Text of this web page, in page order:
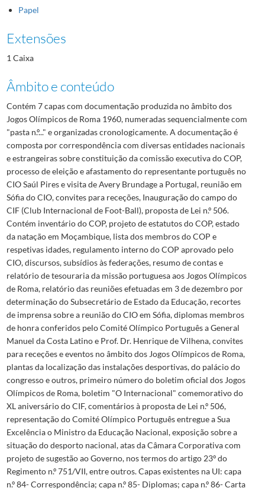
Papel
Extensões
1 Caixa
Âmbito e conteúdo
Contém 7 capas com documentação produzida no âmbito dos
Jogos Olímpicos de Roma 1960, numeradas sequencialmente com
"pasta n.º..." e organizadas cronologicamente. A documentação é
composta por correspondência com diversas entidades nacionais
e estrangeiras sobre constituição da comissão executiva do COP,
processo de eleição e afastamento do representante português no
CIO Saúl Pires e visita de Avery Brundage a Portugal, reunião em
Sófia do CIO, convites para receções, Inauguração do campo do
CIF (Club Internacional de Foot-Ball), proposta de Lei n.º 506.
Contém inventário do COP, projeto de estatutos do COP, estado
da natação em Moçambique, lista dos membros do COP e
respetivas idades, regulamento interno do COP aprovado pelo
CIO, discursos, subsídios às federações, resumo de contas e
relatório de tesouraria da missão portuguesa aos Jogos Olímpicos
de Roma, relatório das reuniões efetuadas em 3 de dezembro por
determinação do Subsecretário de Estado da Educação, recortes
de imprensa sobre a reunião do CIO em Sófia, diplomas membros
de honra conferidos pelo Comité Olímpico Português a General
Manuel da Costa Latino e Prof. Dr. Henrique de Vilhena, convites
para receções e eventos no âmbito dos Jogos Olímpicos de Roma,
plantas da localização das instalações desportivas, do palácio do
congresso e outros, primeiro número do boletim oficial dos Jogos
Olímpicos de Roma, boletim "O Internacional" comemorativo do
XL aniversário do CIF, comentários à proposta de Lei n.º 506,
representação do Comité Olímpico Português entregue a Sua
Excelência o Ministro da Educação Nacional, exposição sobre a
situação do desporto nacional, atas da Câmara Corporativa com
projeto de sugestão ao Governo, nos termos do artigo 23º do
Regimento n.º 751/VII, entre outros. Capas existentes na UI: capa
n.º 84- Correspondência; capa n.º 85- Diplomas; capa n.º 86- Carta